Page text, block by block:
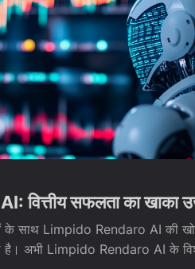
वित्तीय सफलता का खाका
के साथ Limpido Rendaro AI की
है। अभी Limpido Rendaro AI के